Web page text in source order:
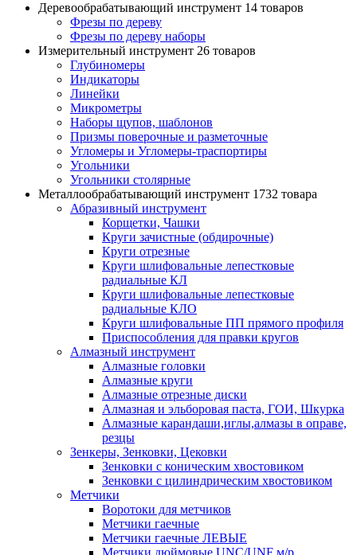
Деревообрабатывающий инструмент 14 товаров
Фрезы по дереву
Фрезы по дереву наборы
Измерительный инструмент 26 товаров
Глубиномеры
Индикаторы
Линейки
Микрометры
Наборы щупов, шаблонов
Призмы поверочные и разметочные
Угломеры и Угломеры-траспортиры
Угольники
Угольники столярные
Металлообрабатывающий инструмент 1732 товара
Абразивный инструмент
Корщетки, Чашки
Круги зачистные (обдирочные)
Круги отрезные
Круги шлифовальные лепестковые
радиальные КЛ
Круги шлифовальные лепестковые
радиальные КЛО
Круги шлифовальные ПП прямого профиля
Приспособления для правки кругов
Алмазный инструмент
Алмазные головки
Алмазные круги
Алмазные отрезные диски
Алмазная и эльборовая паста, ГОИ, Шкурка
Алмазные карандаши,иглы,алмазы в оправе,
резцы
Зенкеры, Зенковки, Цековки
Зенковки с коническим хвостовиком
Зенковки с цилиндрическим хвостовиком
Метчики
Воротоки для метчиков
Метчики гаечные
Метчики гаечные ЛЕВЫЕ
Метчики дюймовые UNC/UNF м/р